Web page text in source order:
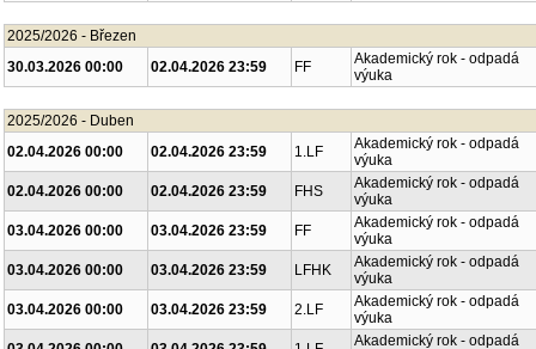
2025/2026 - Březen
30.03.2026 00:00
02.04.2026 23:59 FF
Akademický rok - odpadá
výuka
2025/2026 - Duben
02.04.2026 00:00
02.04.2026 23:59 1.LF
Akademický rok - odpadá
výuka
02.04.2026 00:00
02.04.2026 23:59 FHS
Akademický rok - odpadá
výuka
03.04.2026 00:00
03.04.2026 23:59 FF
Akademický rok - odpadá
výuka
03.04.2026 00:00
03.04.2026 23:59 LFHK
Akademický rok - odpadá
výuka
03.04.2026 00:00
03.04.2026 23:59 2.LF
Akademický rok - odpadá
výuka
Akademický rok - odpadá